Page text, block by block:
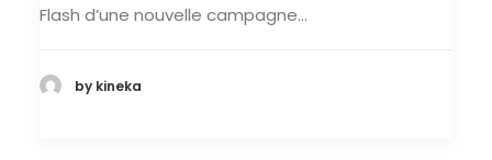
Flash d’une nouvelle campagne…
by kineka